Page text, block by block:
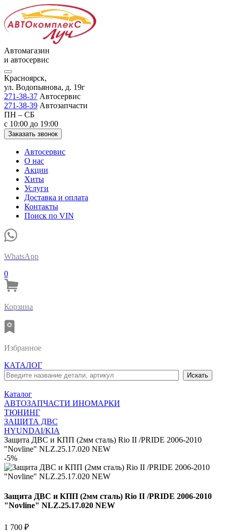
Автомагазин
и автосервис
Красноярск,
ул. Водопьянова, д. 19г
271-38-37 Автосервис
271-38-39 Автозапчасти
ПН – СБ
с 10:00 до 19:00
Заказать звонок
Автосервис
О нас
Акции
Хиты
Услуги
Доставка и оплата
Контакты
Поиск по VIN
WhatsApp
0
Корзина
Избранное
КАТАЛОГ
Каталог
АВТОЗАПЧАСТИ ИНОМАРКИ
ТЮНИНГ
ЗАЩИТА ДВС
HYUNDAI/KIA
Защита ДВС и КПП (2мм сталь) Rio II /PRIDE 2006-2010
"Novline" NLZ.25.17.020 NEW
-5%
Защита ДВС и КПП (2мм сталь) Rio II /PRIDE 2006-2010
"Novline" NLZ.25.17.020 NEW
1 700 ₽